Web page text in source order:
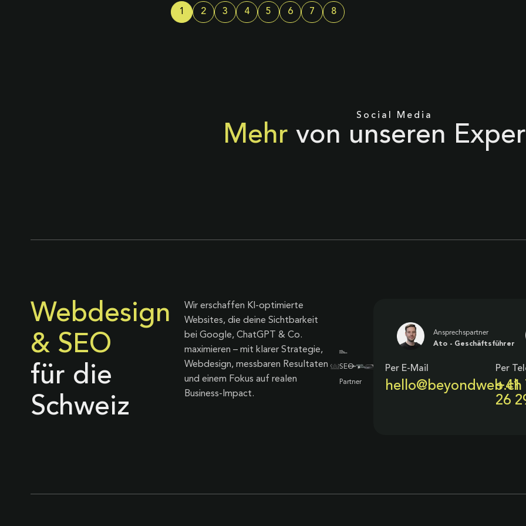
1 2 3 4 5 6 7 8
Social Media
Mehr von unseren
Webdesign
& SEO
für die
Schweiz
Wir erschaffen KI-optimierte
Websites, die deine Sichtbarkeit
bei Google, ChatGPT & Co.
maximieren – mit klarer Strategie,
Webdesign, messbaren Resultaten
und einem Fokus auf realen
Business-Impact.
Ansprechspartner
Ato - Geschäftsführer
Per E-Mail
hello@beyondweb.ch
Per
+41
26